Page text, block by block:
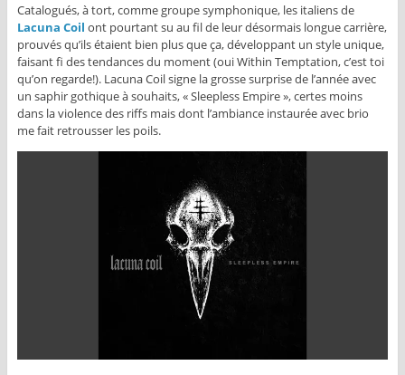
Catalogués, à tort, comme groupe symphonique, les italiens de
Lacuna Coil ont pourtant su au fil de leur désormais longue carrière,
prouvés qu’ils étaient bien plus que ça, développant un style unique,
faisant fi des tendances du moment (oui Within Temptation, c’est toi
qu’on regarde!). Lacuna Coil signe la grosse surprise de l’année avec
un saphir gothique à souhaits, « Sleepless Empire », certes moins
dans la violence des riffs mais dont l’ambiance instaurée avec brio
me fait retrousser les poils.